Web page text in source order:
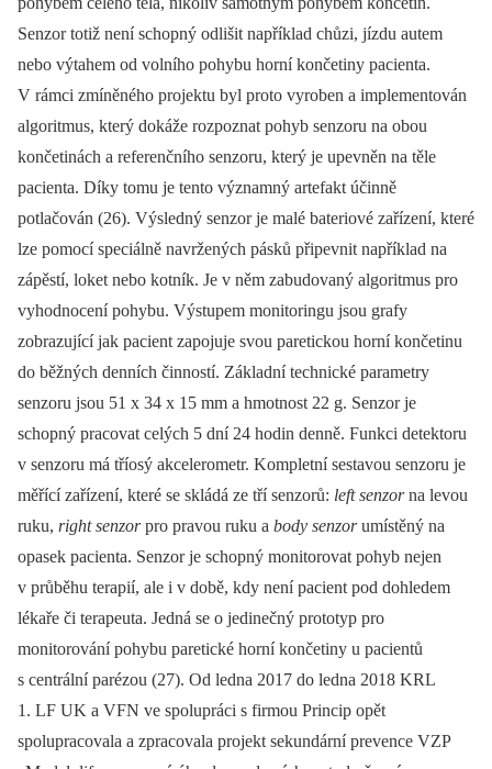
Senzor totiž není schopný odlišit například chůzi, jízdu autem
nebo výtahem od volního pohybu horní končetiny pacienta.
V rámci zmíněného projektu byl proto vyroben a implementován
algoritmus, který dokáže rozpoznat pohyb senzoru na obou
končetinách a referenčního senzoru, který je upevněn na těle
pacienta. Díky tomu je tento významný artefakt účinně
potlačován (26). Výsledný senzor je malé bateriové zařízení, které
lze pomocí speciálně navržených pásků připevnit například na
zápěstí, loket nebo kotník. Je v něm zabudovaný algoritmus pro
vyhodnocení pohybu. Výstupem monitoringu jsou grafy
zobrazující jak pacient zapojuje svou paretickou horní končetinu
do běžných denních činností. Základní technické parametry
senzoru jsou 51 x 34 x 15 mm a hmotnost 22 g. Senzor je
schopný pracovat celých 5 dní 24 hodin denně. Funkci detektoru
v senzoru má tříosý akcelerometr. Kompletní sestavou senzoru je
měřící zařízení, které se skládá ze tří senzorů: left senzorna levou
ruku, right senzorpro pravou ruku a body senzorumístěný na
opasek pacienta. Senzor je schopný monitorovat pohyb nejen
v průběhu terapií, ale i v době, kdy není pacient pod dohledem
lékaře či terapeuta. Jedná se o jedinečný prototyp pro
monitorování pohybu paretické horní končetiny u pacientů
s centrální parézou (27). Od ledna 2017 do ledna 2018 KRL
1. LF UK a VFN ve spolupráci s firmou Princip opět
spolupracovala a zpracovala projekt sekundární prevence VZP